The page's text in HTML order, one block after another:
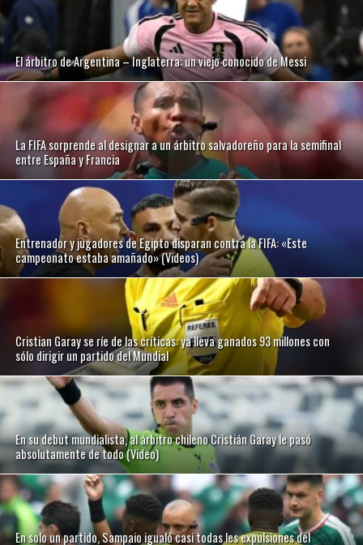
El árbitro de Argentina – Inglaterra: un viejo conocido de Messi
La FIFA sorprende al designar a un árbitro salvadoreño para la semifinal
entre España y Francia
Entrenador y jugadores de Egipto disparan contra la FIFA: «Este
campeonato estaba amañado» (Videos)
Cristian Garay se ríe de las críticas: ya lleva ganados 93 millones con
sólo dirigir un partido del Mundial
En su debut mundialista, al árbitro chileno Cristián Garay le pasó
absolutamente de todo (Video)
En solo un partido, Sampaio igualó casi todas les expulsiones del